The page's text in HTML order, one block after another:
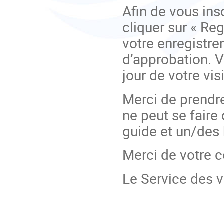
Afin de vous
cliquer sur «
votre
d’approbation.
jour de votre
Merci de
ne peut se
guide et un/
Merci de votre
Le Service des